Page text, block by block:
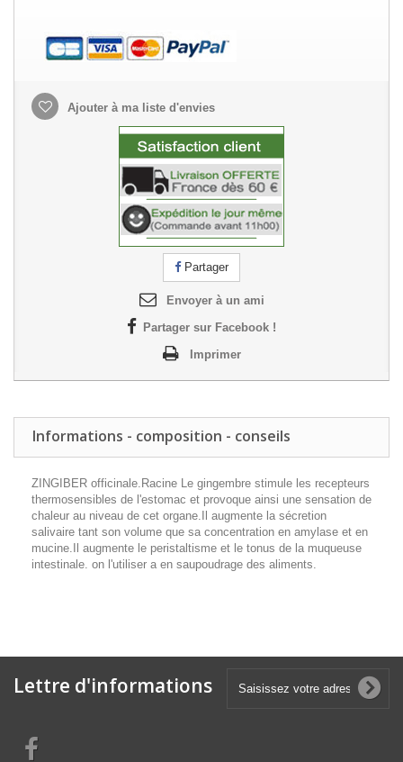
Ajouter à ma liste d'envies
Partager
Envoyer à un ami
Partager sur Facebook !
Imprimer
Informations - composition - conseils
ZINGIBER officinale.Racine Le gingembre stimule les recepteurs
thermosensibles de l'estomac et provoque ainsi une sensation de
chaleur au niveau de cet organe.Il augmente la sécretion
salivaire tant son volume que sa concentration en amylase et en
mucine.Il augmente le peristaltisme et le tonus de la muqueuse
intestinale. on l'utiliser a en saupoudrage des aliments.
Lettre d'informations